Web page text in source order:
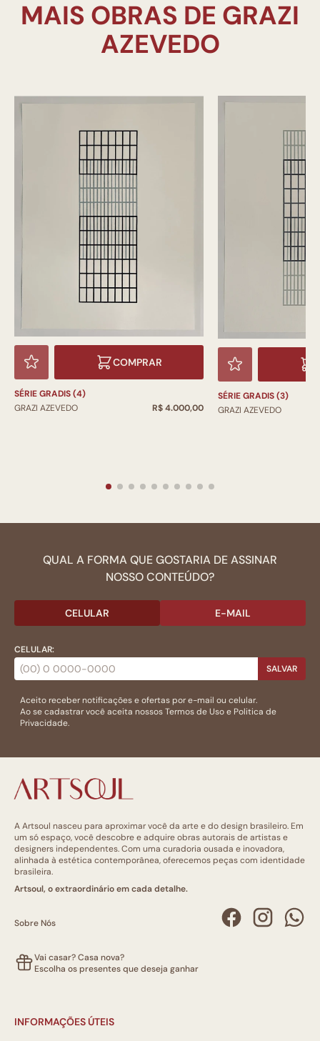
MAIS OBRAS DE GRAZI
COMPRAR
SÉRIE GRADIS (4)
GRAZI AZEVEDO
R$ 4.000,00
SÉRIE GRADIS (3)
GRAZI AZEVEDO
QUAL A FORMA QUE GOSTARIA DE ASSINAR
NOSSO CONTEÚDO?
CELULAR E-MAIL
CELULAR:
SALVAR
Aceito receber notificações e ofertas por e-mail ou celular.
Ao se cadastrar você aceita nossosTermos de Usoe Politica de
Privacidade.
A Artsoul nasceu para aproximar você da arte e do design brasileiro. Em
um só espaço, você descobre e adquire obras autorais de artistas e
designers independentes. Com uma curadoria ousada e inovadora,
alinhada à estética contemporânea, oferecemos peças com identidade
brasileira.
Artsoul, o extraordinário em cada detalhe.
Sobre Nós
Vai casar? Casa nova?
Escolha os presentes que deseja ganhar
INFORMAÇÕES ÚTEIS